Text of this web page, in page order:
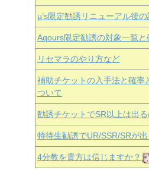
μ’s限定勧誘リニューアル後
Aqours限定勧誘の対象一覧と
リセマラのやり方など
補助チケットの入手法と確率
ついて
勧誘チケットでSR以上は出
特待生勧誘でUR/SSR/SRが
4分教を貴方は信じますか？